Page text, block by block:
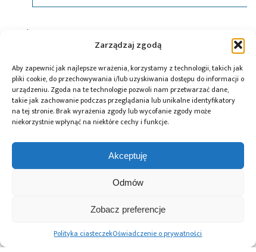
Zarządzaj zgodą
Aby zapewnić jak najlepsze wrażenia, korzystamy z technologii, takich jak
pliki cookie, do przechowywania i/lub uzyskiwania dostępu do informacji o
urządzeniu. Zgoda na te technologie pozwoli nam przetwarzać dane,
takie jak zachowanie podczas przeglądania lub unikalne identyfikatory
na tej stronie. Brak wyrażenia zgody lub wycofanie zgody może
niekorzystnie wpłynąć na niektóre cechy i funkcje.
Akceptuję
Odmów
Zobacz preferencje
Polityka ciasteczekOświadczenie o prywatności
Tagi:
Przeczytaj również:
magazynu
produkcji z ESSEGI
Paweł Pieczul:
Nowoczesny chip
powstaje dwa
Association
dotyczącą
elektronicznych